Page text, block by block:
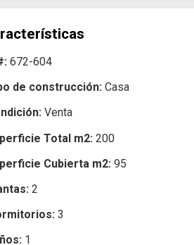
672-604
de construcción: Casa
Venta
Total m2: 200
Cubierta m2: 95
2
3
1